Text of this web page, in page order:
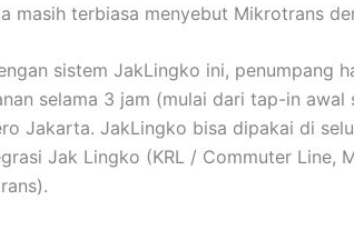
masih terbiasa menyebut Mikrotrans
sistem JakLingko ini, penumpang
selama 3 jam (mulai dari tap-in
Jakarta. JakLingko bisa dipakai di
Jak Lingko (KRL / Commuter Line,